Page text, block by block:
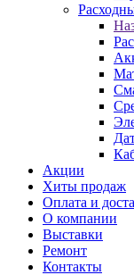
Акции
Хиты продаж
Оплата и
О компании
Выставки
Ремонт
Контакты